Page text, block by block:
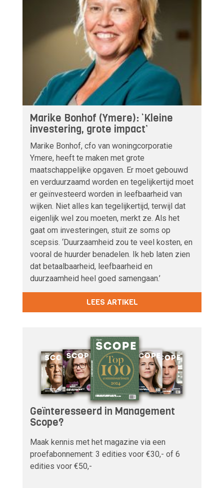
Marike Bonhof (Ymere): ‘Kleine
investering, grote impact’
Marike Bonhof, cfo van woningcorporatie
Ymere, heeft te maken met grote
maatschappelijke opgaven. Er moet gebouwd
en verduurzaamd worden en tegelijkertijd moet
er geïnvesteerd worden in leefbaarheid van
wijken. Niet alles kan tegelijkertijd, terwijl dat
eigenlijk wel zou moeten, merkt ze. Als het
gaat om investeringen, stuit ze soms op
scepsis. ‘Duurzaamheid zou te veel kosten, en
vooral de huurder benadelen. Ik heb laten zien
dat betaalbaarheid, leefbaarheid en
duurzaamheid heel goed samengaan.’
LEES ARTIKEL
Geïnteresseerd in Management
Scope?
Maak kennis met het magazine via een
proefabonnement: 3 edities voor €30,- of 6
edities voor €50,-